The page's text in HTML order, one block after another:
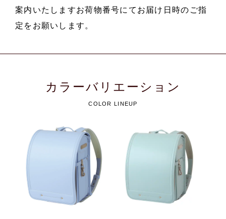
案内いたしますお荷物番号にてお届け日時のご指
定をお願いします。
カラーバリエーション
COLOR LINEUP